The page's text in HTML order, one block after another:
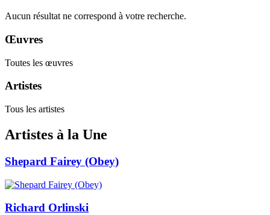
Aucun résultat ne correspond à votre recherche.
Œuvres
Toutes les œuvres
Artistes
Tous les artistes
Artistes à la Une
Shepard Fairey (Obey)
Richard Orlinski